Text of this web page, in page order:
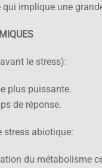
qui implique une
le stress):
plus puissante.
de réponse.
stress abiotique:
du métabolisme